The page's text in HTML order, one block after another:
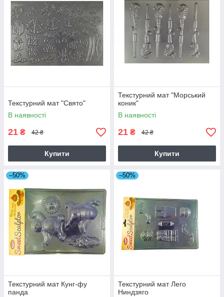
Текстурний мат "Свято"
В наявності
21 ₴ 42 ₴
Купити
Текстурний мат "Морський
коник"
В наявності
21 ₴ 42 ₴
Купити
–50%
Текстурний мат Кунг-фу
панда
–50%
Текстурний мат Лего
Ниндзяго